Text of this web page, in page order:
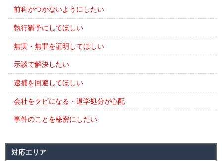
前科がつかないようにしたい
執行猶予にしてほしい
無実・無罪を証明してほしい
示談で解決したい
逮捕を回避してほしい
会社をクビになる・退学処分が心配
事件のことを秘密にしたい
対応エリア